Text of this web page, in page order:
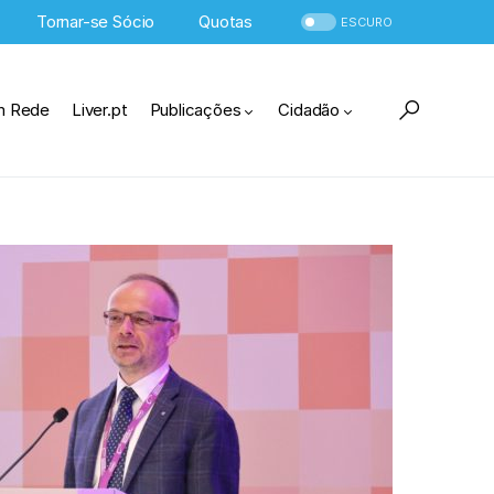
Tornar-se Sócio Quotas ESCURO
Rede Liver.pt Publicações Cidadão